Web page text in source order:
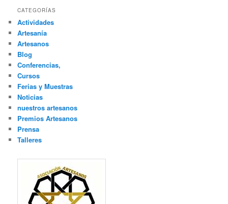
CATEGORÍAS
Actividades
Artesanía
Artesanos
Blog
Conferencias,
Cursos
Ferias y Muestras
Noticias
nuestros artesanos
Premios Artesanos
Prensa
Talleres